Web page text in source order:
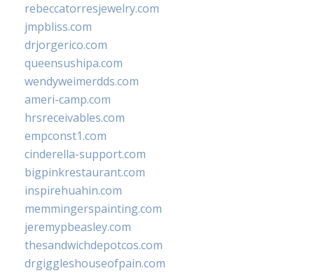
rebeccatorresjewelry.com
jmpbliss.com
drjorgerico.com
queensushipa.com
wendyweimerdds.com
ameri-camp.com
hrsreceivables.com
empconst1.com
cinderella-support.com
bigpinkrestaurant.com
inspirehuahin.com
memmingerspainting.com
jeremypbeasley.com
thesandwichdepotcos.com
drgiggleshouseofpain.com